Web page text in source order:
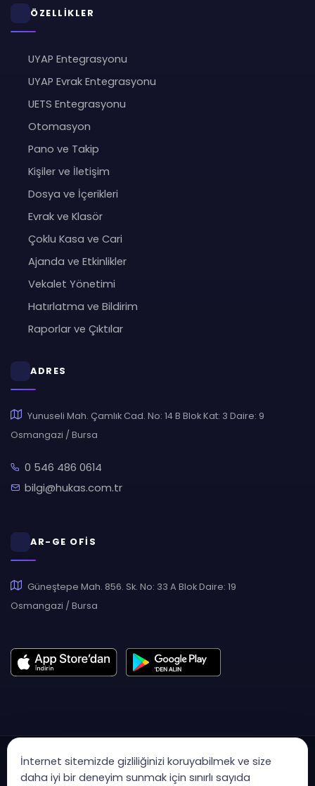
ÖZELLİKLER
UYAP Entegrasyonu
UYAP Evrak Entegrasyonu
UETS Entegrasyonu
Otomasyon
Pano ve Takip
Kişiler ve İletişim
Dosya ve İçerikleri
Evrak ve Klasör
Çoklu Kasa ve Cari
Ajanda ve Etkinlikler
Vekalet Yönetimi
Hatırlatma ve Bildirim
Raporlar ve Çıktılar
ADRES
Yunuseli Mah. Çamlık Cad. No: 14 B Blok Kat: 3 Daire: 9
Osmangazi / Bursa
0 546 486 0614
bilgi@hukas.com.tr
AR-GE OFİS
Güneştepe Mah. 856. Sk. No: 33 A Blok Daire: 19
Osmangazi / Bursa
İnternet sitemizde gizliliğinizi koruyabilmek ve size
daha iyi bir deneyim sunmak için sınırlı sayıda